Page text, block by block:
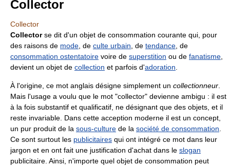
Collector
Collector
Collectorse dit d'un objet de consommation courante qui, pour
des raisons de mode , de culte urbain , de tendance , de
consommation ostentatoire voire de superstition ou de fanatisme
devient un objet de collection et parfois d'adoration
À l'origine, ce mot anglais désigne simplement un collectionneur
Mais l'usage a voulu que le mot "collector" devienne ambigu : il est
à la fois substantif et qualificatif, ne désignant que des objets, et il
reste invariable. Dans cette acception moderne il est un concept,
un pur produit de la sous-culture de la société de consommation
Ce sont surtout les publicitaires qui ont intégré ce mot dans leur
jargon et en ont fait une justification d'achat dans le slogan
publicitaire. Ainsi, n'importe quel objet de consommation peut